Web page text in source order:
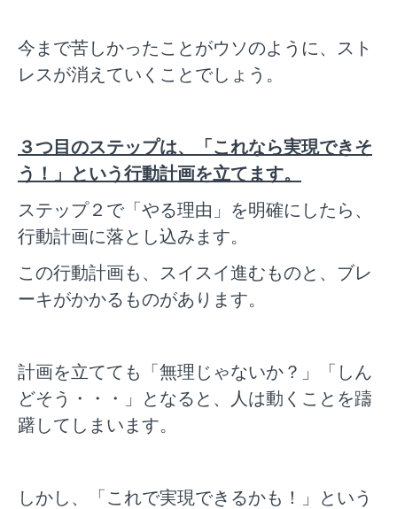
今まで苦しかったことがウソのように、スト
レスが消えていくことでしょう。
３つ目のステップは、「これなら実現できそ
う！」という行動計画を立てます。
ステップ２で「やる理由」を明確にしたら、
行動計画に落とし込みます。
この行動計画も、スイスイ進むものと、ブレ
ーキがかかるものがあります。
計画を立てても「無理じゃないか？」「しん
どそう・・・」となると、人は動くことを躊
躇してしまいます。
しかし、「これで実現できるかも！」という